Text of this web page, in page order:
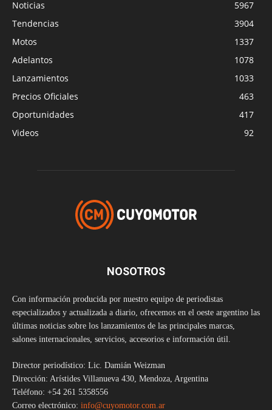
Noticias
5967
Tendencias
3904
Motos
1337
Adelantos
1078
Lanzamientos
1033
Precios Oficiales
463
Oportunidades
417
Videos
92
NOSOTROS
Con información producida por nuestro equipo de periodistas
especializados y actualizada a diario, ofrecemos en el oeste argentino las
últimas noticias sobre los lanzamientos de las principales marcas,
salones internacionales, servicios, accesorios e información útil.
Director periodístico: Lic. Damián Weizman
Dirección: Arístides Villanueva 430, Mendoza, Argentina
Teléfono: +54 261 5358556
Correo electrónico: info@cuyomotor.com.ar